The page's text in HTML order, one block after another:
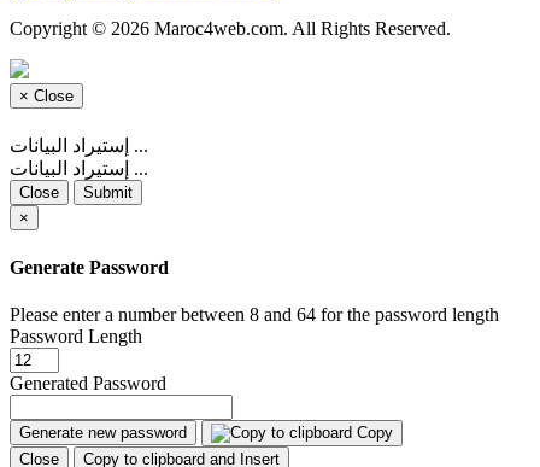
Copyright © 2026 Maroc4web.com. All Rights Reserved.
× Close
إستيراد البيانات ...
إستيراد البيانات ...
Close
Submit
×
Generate Password
Please enter a number between 8 and 64 for the password length
Password Length
Generated Password
Generate new password
Copy
Close
Copy to clipboard and Insert